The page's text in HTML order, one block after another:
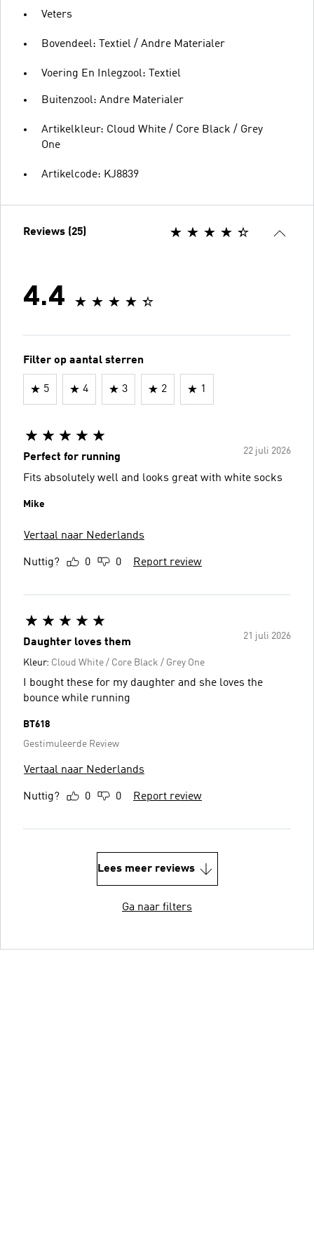
Veters
Bovendeel: Textiel / Andre Materialer
Voering En Inlegzool: Textiel
Buitenzool: Andre Materialer
Artikelkleur: Cloud White / Core Black / Grey
One
Artikelcode: KJ8839
Reviews (25)
4.4
Filter op aantal sterren
5 4 3 2 1
22 juli 2026
Perfect for running
Fits absolutely well and looks great with white socks
Mike
Vertaal naar Nederlands
Nuttig? 0 0 Report review
21 juli 2026
Daughter loves them
Kleur: Cloud White / Core Black / Grey One
I bought these for my daughter and she loves the
bounce while running
BT618
Gestimuleerde Review
Vertaal naar Nederlands
Nuttig? 0 0 Report review
Lees meer reviews
Ga naar filters